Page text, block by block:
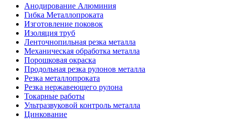
Анодирование Алюминия
Гибка Металлопроката
Изготовление поковок
Изоляция труб
Ленточнопильная резка металла
Механическая обработка металла
Порошковая окраска
Продольная резка рулонов металла
Резка металлопроката
Резка нержавеющего рулона
Токарные работы
Ультразвуковой контроль металла
Цинкование